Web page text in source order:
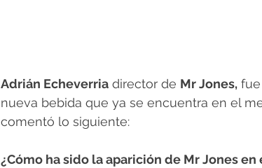
Adrián Echeverria director de Mr Jones,
nueva bebida que ya se encuentra en el
comentó lo siguiente:
¿Cómo ha sido la aparición de Mr Jones en